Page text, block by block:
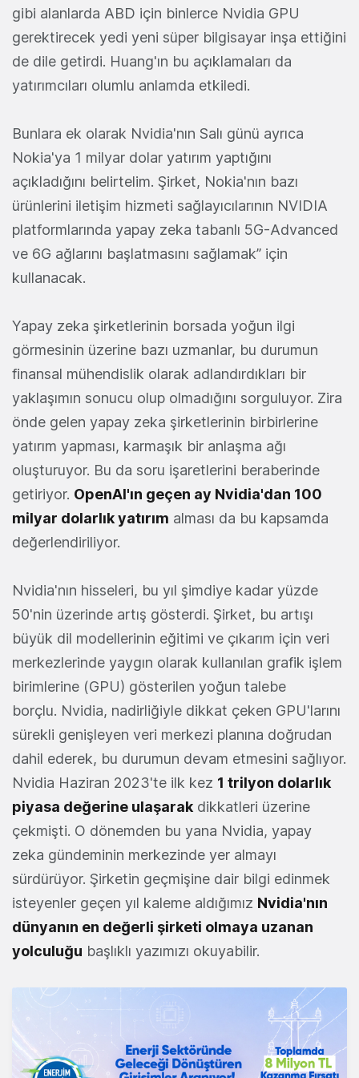
gibi alanlarda ABD için binlerce Nvidia GPU
gerektirecek yedi yeni süper bilgisayar inşa ettiğini
de dile getirdi. Huang'ın bu açıklamaları da
yatırımcıları olumlu anlamda etkiledi.
Bunlara ek olarak Nvidia'nın Salı günü ayrıca
Nokia'ya 1 milyar dolar yatırım yaptığını
açıkladığını belirtelim. Şirket, Nokia'nın bazı
ürünlerini iletişim hizmeti sağlayıcılarının NVIDIA
platformlarında yapay zeka tabanlı 5G-Advanced
ve 6G ağlarını başlatmasını sağlamak” için
kullanacak.
Yapay zeka şirketlerinin borsada yoğun ilgi
görmesinin üzerine bazı uzmanlar, bu durumun
finansal mühendislik olarak adlandırdıkları bir
yaklaşımın sonucu olup olmadığını sorguluyor. Zira
önde gelen yapay zeka şirketlerinin birbirlerine
yatırım yapması, karmaşık bir anlaşma ağı
oluşturuyor. Bu da soru işaretlerini beraberinde
getiriyor. OpenAI'ın geçen ay Nvidia'dan 100
milyar dolarlık yatırım alması da bu kapsamda
değerlendiriliyor.
Nvidia'nın hisseleri, bu yıl şimdiye kadar yüzde
50'nin üzerinde artış gösterdi. Şirket, bu artışı
büyük dil modellerinin eğitimi ve çıkarım için veri
merkezlerinde yaygın olarak kullanılan grafik işlem
birimlerine (GPU) gösterilen yoğun talebe
borçlu. Nvidia, nadirliğiyle dikkat çeken GPU'larını
sürekli genişleyen veri merkezi planına doğrudan
dahil ederek, bu durumun devam etmesini sağlıyor.
Nvidia Haziran 2023'te ilk kez 1 trilyon dolarlık
piyasa değerine ulaşarak dikkatleri üzerine
çekmişti. O dönemden bu yana Nvidia, yapay
zeka gündeminin merkezinde yer almayı
sürdürüyor. Şirketin geçmişine dair bilgi edinmek
isteyenler geçen yıl kaleme aldığımız Nvidia'nın
dünyanın en değerli şirketi olmaya uzanan
yolculuğu başlıklı yazımızı okuyabilir.